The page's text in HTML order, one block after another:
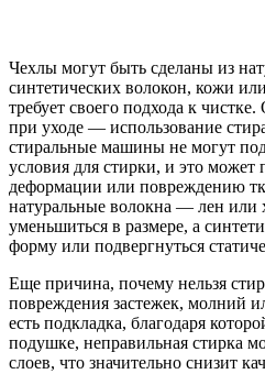
Чехлы могут быть сделаны из
синтетических волокон, кожи
требует своего подхода к
при уходе — использование
стиральные машины не могут
условия для стирки, и это может
деформации или повреждению
натуральные волокна — лен или
уменьшиться в размере, а
форму или подвергнуться
Еще причина, почему нельзя
повреждения застежек, молний
есть подкладка, благодаря
подушке, неправильная стирка
слоев, что значительно снизит